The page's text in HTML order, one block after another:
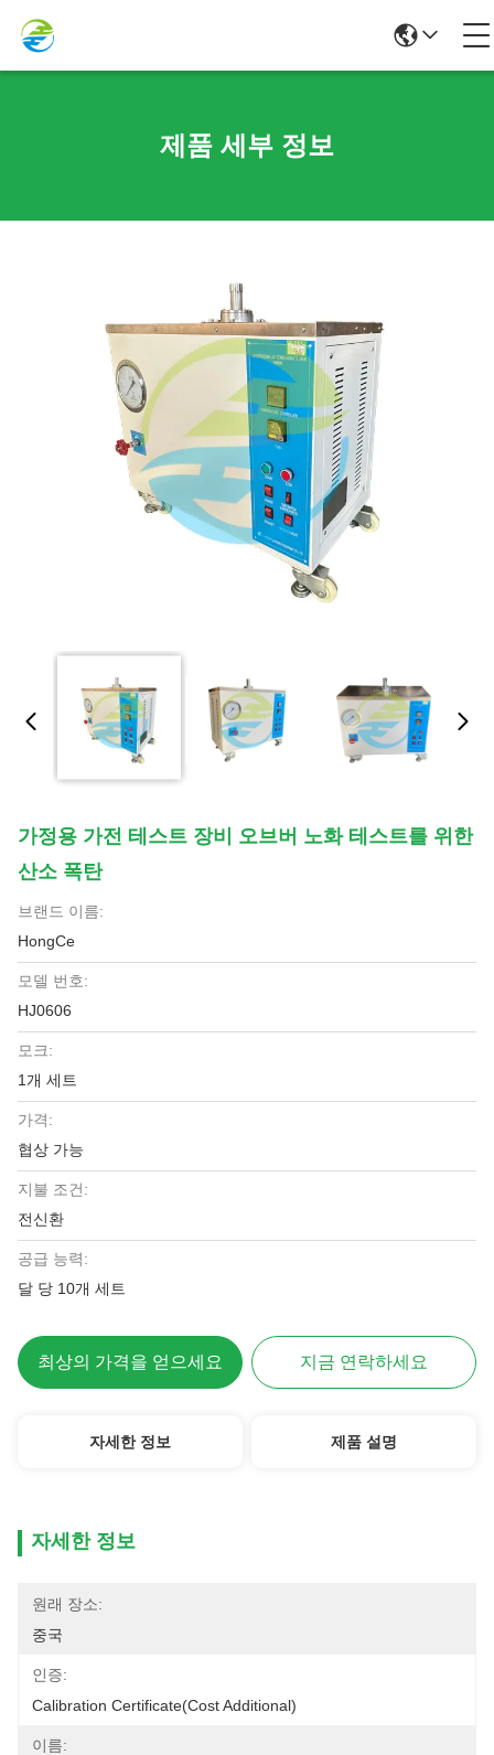
제품 세부 정보
가정용 가전 테스트 장비 오브버 노화 테스트를 위한
산소 폭탄
브랜드 이름:
HongCe
모델 번호:
HJ0606
모크:
1개 세트
가격:
협상 가능
지불 조건:
전신환
공급 능력:
달 당 10개 세트
최상의 가격을 얻으세요 지금 연락하세요
자세한 정보 제품 설명
자세한 정보
원래 장소:
중국
인증:
Calibration Certificate(cost Additional)
이름: